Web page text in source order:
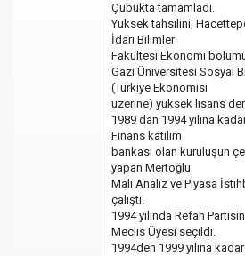
Çubukta tamamladı.
Yüksek tahsilini,
İdari Bilimler
Fakültesi Ekonomi
Gazi Üniversitesi Sosyal
(Türkiye Ekonomisi
üzerine) yüksek lisans
1989 dan 1994 yılına
Finans katılım
bankası olan kuruluşun
yapan Mertoğlu
Mali Analiz ve Piyasa
çalıştı.
1994 yılında Refah
Meclis Üyesi seçildi.
1994den 1999 yılına